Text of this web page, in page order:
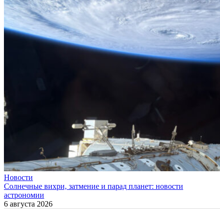
Новости
Солнечные вихри, затмение и парад планет: новости
астрономии
6 августа 2026